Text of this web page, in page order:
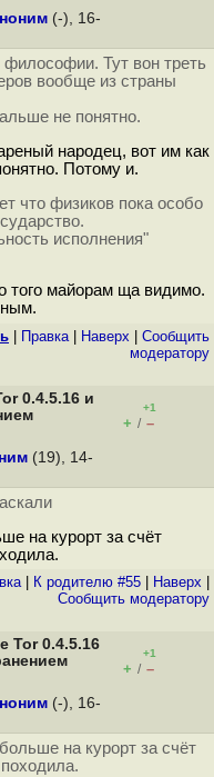
(-), 16-
Тут вон треть
вообще из страны
не понятно.
народец, вот им как
Потому и.
что физиков пока особо
исполнения"
того майорам ща видимо.
Правка| Наверх
Cообщить
модератору
0.4.5.16 и
+1
+ / –
(19), 14-
на курорт за счёт
| К родителю #55 Наверх
Cообщить модератору
Tor 0.4.5.16
+1
+ / –
(-), 16-
на курорт за счёт